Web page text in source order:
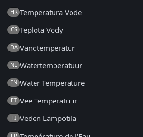
HR Temperatura Vode
CS Teplota Vody
DA Vandtemperatur
NL Watertemperatuur
EN Water Temperature
ET Vee Temperatuur
FI Veden Lämpötila
FR